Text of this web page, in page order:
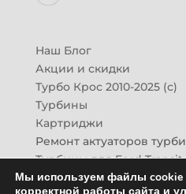
Наш Блог
Акции и скидки
Турбо Крос 2010-2025 (с)
Турбины
Картриджи
Ремонт актуаторов
Турбины для Ford Transit
Турбины для Mazda CX-7
Мы используем файлы cookie